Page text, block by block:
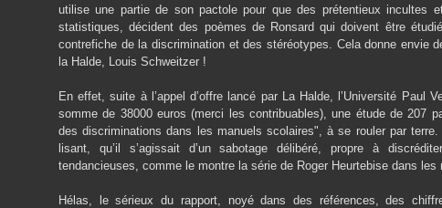
utilise une partie de son pactole pour que des prétentieux incultes
statistiques, décident des poèmes de Ronsard qui doivent être
contrefiche de la discrimination et des stéréotypes. Cela donne envie
la Halde, Louis Schweitzer !
En effet, suite à l’appel d’offre lancé par La Halde, l’Université Paul
somme de 38000 euros (merci les contribuables), une étude de 207
des discriminations dans les manuels scolaires", à se rouler par
lisant, qu’il s’agissait d’un sabotage délibéré, propre à
tendancieuses, comme le montre la série de Roger Heurtebise dans les
Hélas, le sérieux du rapport, noyé dans des références, des